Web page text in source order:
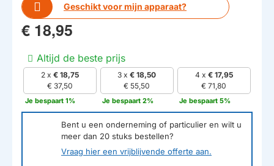
Geschikt voor mijn apparaat?
€ 18,95
Altijd de beste prijs
2 x € 18,75
€ 37,50
Je bespaart 1%
3 x€ 18,50
€ 55,50
Je bespaart 2%
4 x € 17,95
€ 71,80
Je bespaart 5%
Bent u een onderneming of particulier en wilt u
meer dan 20 stuks bestellen?
Vraag hier een vrijblijvende offerte aan.